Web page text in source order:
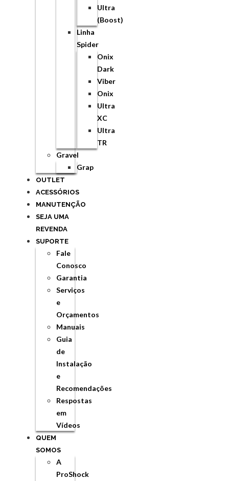
Ultra
(Boost)
Linha
Spider
Onix
Dark
Viber
Onix
Ultra
XC
Ultra
TR
Gravel
Grap
OUTLET
ACESSÓRIOS
MANUTENÇÃO
SEJA UMA
REVENDA
SUPORTE
Fale
Conosco
Garantia
Serviços
e
Orçamentos
Manuais
Guia
de
Instalação
e
Recomendações
Respostas
em
Vídeos
QUEM
SOMOS
A
ProShock